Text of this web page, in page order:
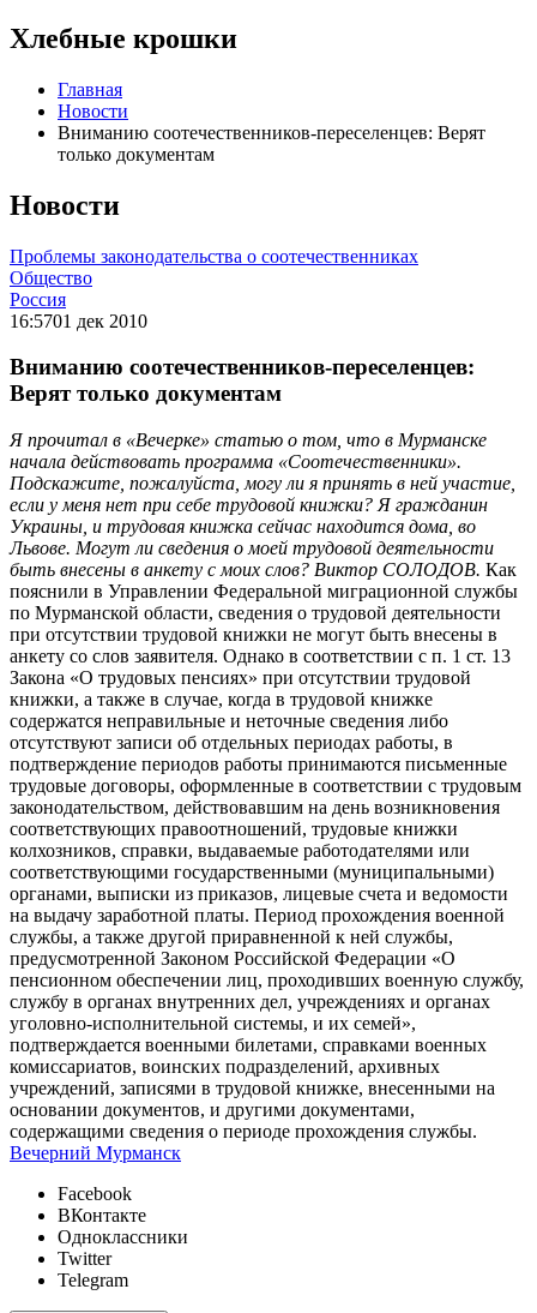
Хлебные крошки
Главная
Новости
Вниманию соотечественников-переселенцев: Верят
только документам
Новости
Проблемы законодательства о соотечественниках
Общество
Россия
16:5701 дек 2010
Вниманию соотечественников-переселенцев:
Верят только документам
Я прочитал в «Вечерке» статью о том, что в Мурманске
начала действовать программа «Соотечественники».
Подскажите, пожалуйста, могу ли я принять в ней участие,
если у меня нет при себе трудовой книжки? Я гражданин
Украины, и трудовая книжка сейчас находится дома, во
Львове. Могут ли сведения о моей трудовой деятельности
быть внесены в анкету с моих слов? Виктор СОЛОДОВ. Как
пояснили в Управлении Федеральной миграционной службы
по Мурманской области, сведения о трудовой деятельности
при отсутствии трудовой книжки не могут быть внесены в
анкету со слов заявителя. Однако в соответствии с п. 1 ст. 13
Закона «О трудовых пенсиях» при отсутствии трудовой
книжки, а также в случае, когда в трудовой книжке
содержатся неправильные и неточные сведения либо
отсутствуют записи об отдельных периодах работы, в
подтверждение периодов работы принимаются письменные
трудовые договоры, оформленные в соответствии с трудовым
законодательством, действовавшим на день возникновения
соответствующих правоотношений, трудовые книжки
колхозников, справки, выдаваемые работодателями или
соответствующими государственными (муниципальными)
органами, выписки из приказов, лицевые счета и ведомости
на выдачу заработной платы. Период прохождения военной
службы, а также другой приравненной к ней службы,
предусмотренной Законом Российской Федерации «О
пенсионном обеспечении лиц, проходивших военную службу,
службу в органах внутренних дел, учреждениях и органах
уголовно-исполнительной системы, и их семей»,
подтверждается военными билетами, справками военных
комиссариатов, воинских подразделений, архивных
учреждений, записями в трудовой книжке, внесенными на
основании документов, и другими документами,
содержащими сведения о периоде прохождения службы.
Вечерний Мурманск
Facebook
ВКонтакте
Одноклассники
Twitter
Telegram